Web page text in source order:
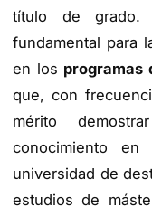
título de grado.
fundamental para
en los programas
que, con
mérito
conocimiento
universidad de
estudios de